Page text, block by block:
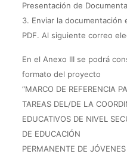
Presentación de
3. Enviar la
PDF. Al siguiente correo
En el Anexo III se podrá
formato del proyecto
“MARCO DE REFERENCIA
TAREAS DEL/DE LA
EDUCATIVOS DE NIVEL
DE EDUCACIÓN
PERMANENTE DE